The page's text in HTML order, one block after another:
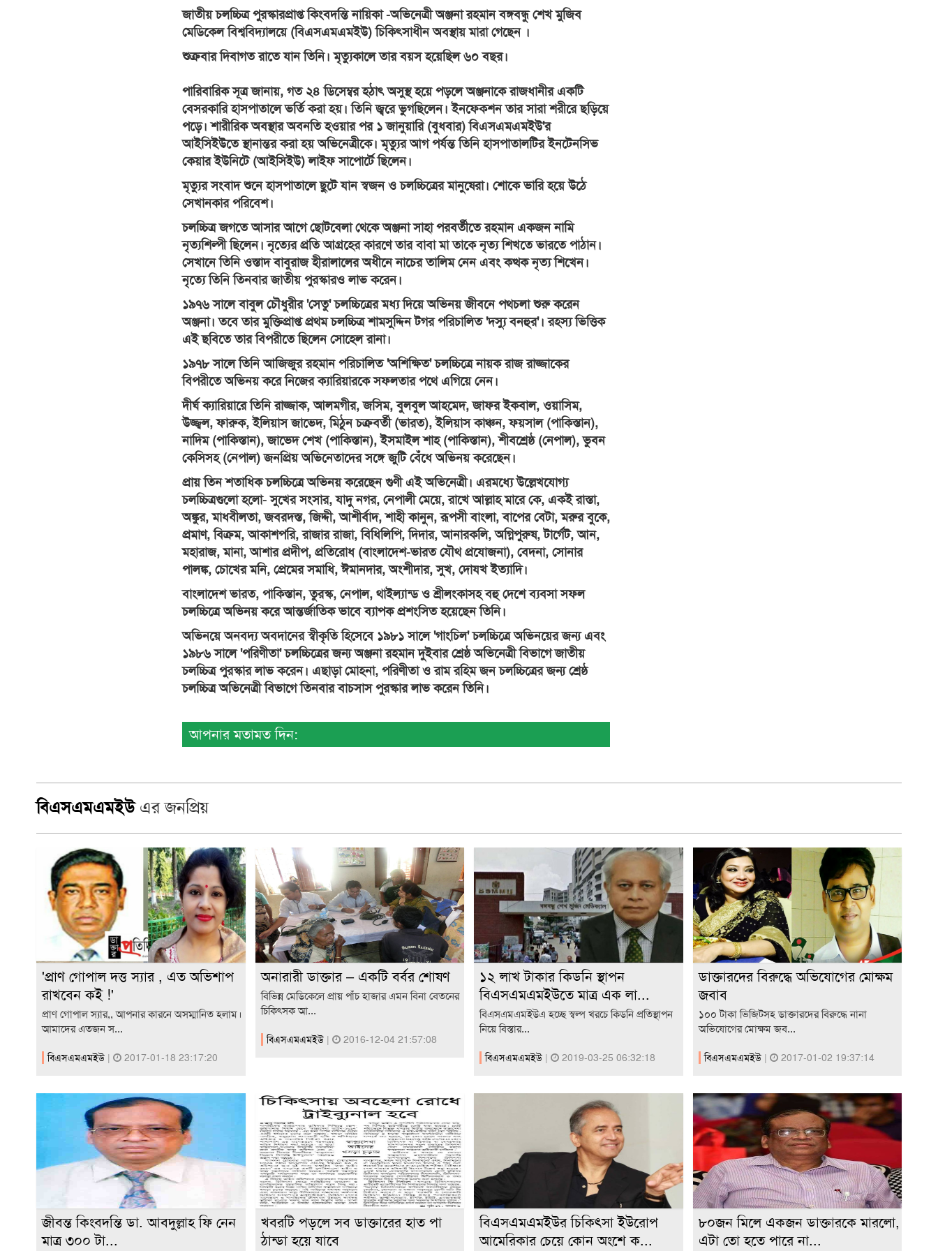
জাতীয় চলচ্চিত্র পুরস্কারপ্রাপ্ত কিংবদন্তি নায়িকা -অভিনেত্রী অঞ্জনা রহমান বঙ্গবন্ধু শেখ মুজিব
মেডিকেল বিশ্ববিদ্যালয়ে (বিএসএমএমইউ) চিকিৎসাধীন অবস্থায় মারা গেছেন ।
শুক্রবার দিবাগত রাতে যান তিনি। মৃত্যুকালে তার বয়স হয়েছিল ৬০ বছর।
পারিবারিক সূত্র জানায়, গত ২৪ ডিসেম্বর হঠাৎ অসুস্থ হয়ে পড়লে অঞ্জনাকে রাজধানীর একটি
বেসরকারি হাসপাতালে ভর্তি করা হয়। তিনি জ্বরে ভুগছিলেন। ইনফেকশন তার সারা শরীরে ছড়িয়ে
পড়ে। শারীরিক অবস্থার অবনতি হওয়ার পর ১ জানুয়ারি (বুধবার) বিএসএমএমইউ'র
আইসিইউতে স্থানান্তর করা হয় অভিনেত্রীকে। মৃত্যুর আগ পর্যন্ত তিনি হাসপাতালটির ইনটেনসিভ
কেয়ার ইউনিটে (আইসিইউ) লাইফ সাপোর্টে ছিলেন।
মৃত্যুর সংবাদ শুনে হাসপাতালে ছুটে যান স্বজন ও চলচ্চিত্রের মানুষেরা। শোকে ভারি হয়ে উঠে
সেখানকার পরিবেশ।
চলচ্চিত্র জগতে আসার আগে ছোটবেলা থেকে অঞ্জনা সাহা পরবর্তীতে রহমান একজন নামি
নৃত্যশিল্পী ছিলেন। নৃত্যের প্রতি আগ্রহের কারণে তার বাবা মা তাকে নৃত্য শিখতে ভারতে পাঠান।
সেখানে তিনি ওস্তাদ বাবুরাজ হীরালালের অধীনে নাচের তালিম নেন এবং কত্থক নৃত্য শিখেন।
নৃত্যে তিনি তিনবার জাতীয় পুরস্কারও লাভ করেন।
১৯৭৬ সালে বাবুল চৌধুরীর 'সেতু' চলচ্চিত্রের মধ্য দিয়ে অভিনয় জীবনে পথচলা শুরু করেন
অঞ্জনা। তবে তার মুক্তিপ্রাপ্ত প্রথম চলচ্চিত্র শামসুদ্দিন টগর পরিচালিত 'দস্যু বনহুর'। রহস্য ভিত্তিক
এই ছবিতে তার বিপরীতে ছিলেন সোহেল রানা।
১৯৭৮ সালে তিনি আজিজুর রহমান পরিচালিত 'অশিক্ষিত' চলচ্চিত্রে নায়ক রাজ রাজ্জাকের
বিপরীতে অভিনয় করে নিজের ক্যারিয়ারকে সফলতার পথে এগিয়ে নেন।
দীর্ঘ ক্যারিয়ারে তিনি রাজ্জাক, আলমগীর, জসিম, বুলবুল আহমেদ, জাফর ইকবাল, ওয়াসিম,
উজ্জ্বল, ফারুক, ইলিয়াস জাভেদ, মিঠুন চক্রবর্তী (ভারত), ইলিয়াস কাঞ্চন, ফয়সাল (পাকিস্তান),
নাদিম (পাকিস্তান), জাভেদ শেখ (পাকিস্তান), ইসমাইল শাহ (পাকিস্তান), শীবশ্রেষ্ঠ (নেপাল), ভুবন
কেসিসহ (নেপাল) জনপ্রিয় অভিনেতাদের সঙ্গে জুটি বেঁধে অভিনয় করেছেন।
প্রায় তিন শতাধিক চলচ্চিত্রে অভিনয় করেছেন গুণী এই অভিনেত্রী। এরমধ্যে উল্লেখযোগ্য
চলচ্চিত্রগুলো হলো- সুখের সংসার, যাদু নগর, নেপালী মেয়ে, রাখে আল্লাহ মারে কে, একই রাস্তা,
অঙ্কুর, মাধবীলতা, জবরদস্ত, জিদ্দী, আশীর্বাদ, শাহী কানুন, রূপসী বাংলা, বাপের বেটা, মরুর বুকে,
প্রমাণ, বিক্রম, আকাশপরি, রাজার রাজা, বিধিলিপি, দিদার, আনারকলি, অগ্নিপুরুষ, টার্গেট, আন,
মহারাজ, মানা, আশার প্রদীপ, প্রতিরোধ (বাংলাদেশ-ভারত যৌথ প্রযোজনা), বেদনা, সোনার
পালঙ্ক, চোখের মনি, প্রেমের সমাধি, ঈমানদার, অংশীদার, সুখ, দোযখ ইত্যাদি।
বাংলাদেশ ভারত, পাকিস্তান, তুরস্ক, নেপাল, থাইল্যান্ড ও শ্রীলংকাসহ বহু দেশে ব্যবসা সফল
চলচ্চিত্রে অভিনয় করে আন্তর্জাতিক ভাবে ব্যাপক প্রশংসিত হয়েছেন তিনি।
অভিনয়ে অনবদ্য অবদানের স্বীকৃতি হিসেবে ১৯৮১ সালে 'গাংচিল' চলচ্চিত্রে অভিনয়ের জন্য এবং
১৯৮৬ সালে 'পরিণীতা' চলচ্চিত্রের জন্য অঞ্জনা রহমান দুইবার শ্রেষ্ঠ অভিনেত্রী বিভাগে জাতীয়
চলচ্চিত্র পুরস্কার লাভ করেন। এছাড়া মোহনা, পরিণীতা ও রাম রহিম জন চলচ্চিত্রের জন্য শ্রেষ্ঠ
চলচ্চিত্র অভিনেত্রী বিভাগে তিনবার বাচসাস পুরস্কার লাভ করেন তিনি।
আপনার মতামত দিন:
বিএসএমএমইউএর জনপ্রিয়
'প্রাণ গোপাল দত্ত স্যার , এত অভিশাপ
রাখবেন কই !'
প্রাণ গোপাল স্যার,, আপনার কারনে অসম্মানিত হলাম।
আমাদের এতজন স...
বিএসএমএমইউ | 2017-01-18 23:17:20
অনারারী ডাক্তার – একটি বর্বর শোষণ
বিভিন্ন মেডিকেলে প্রায় পাঁচ হাজার এমন বিনা বেতনের
চিকিৎসক আ...
বিএসএমএমইউ | 2016-12-04 21:57:08
১২ লাখ টাকার কিডনি স্থাপন
বিএসএমএমইউতে মাত্র এক লা...
বিএসএমএমইউএ হচ্ছে স্বল্প খরচে কিডনি প্রতিস্থাপন
নিয়ে বিস্তার...
বিএসএমএমইউ | 2019-03-25 06:32:18
ডাক্তারদের বিরুদ্ধে অভিযোগের মোক্ষম
জবাব
১০০ টাকা ভিজিটসহ ডাক্তারদের বিরুদ্ধে নানা
অভিযোগের মোক্ষম জব...
বিএসএমএমইউ | 2017-01-02 19:37:14
জীবন্ত কিংবদন্তি ডা. আবদুল্লাহ ফি নেন
মাত্র ৩০০ টা...
খবরটি পড়লে সব ডাক্তারের হাত পা
ঠান্ডা হয়ে যাবে
বিএসএমএমইউর চিকিৎসা ইউরোপ
আমেরিকার চেয়ে কোন অংশে ক...
৮০জন মিলে একজন ডাক্তারকে মারলো,
এটা তো হতে পারে না...